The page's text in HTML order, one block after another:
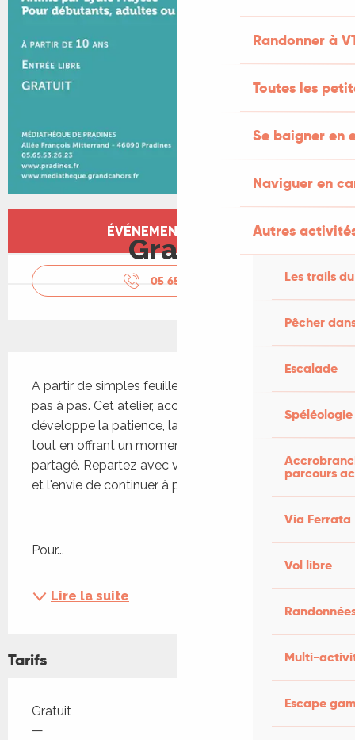
Randonner à
Toutes les
Se baigner en
Naviguer en
Autres
Les trails
Pêcher
Escalade
Spéléologie
parcours
Via Ferrata
Vol libre
Multi-
Escape
Ouverture et coordonnées
ÉVÉNEMENT TERMINÉ
Gratuit
05 65 53 26
A partir de simples feuilles colorées, apprenez
pas à pas. Cet atelier, accessible à tous,
développe la patience, la précision et la créativité,
tout en offrant un moment de détente et de plaisir
partagé. Repartez avec vos propres réalisations
et l'envie de continuer à plier à la maison !
Pour...
Lire la suite
Tarifs
Tarifs 2026
Gratuit
—